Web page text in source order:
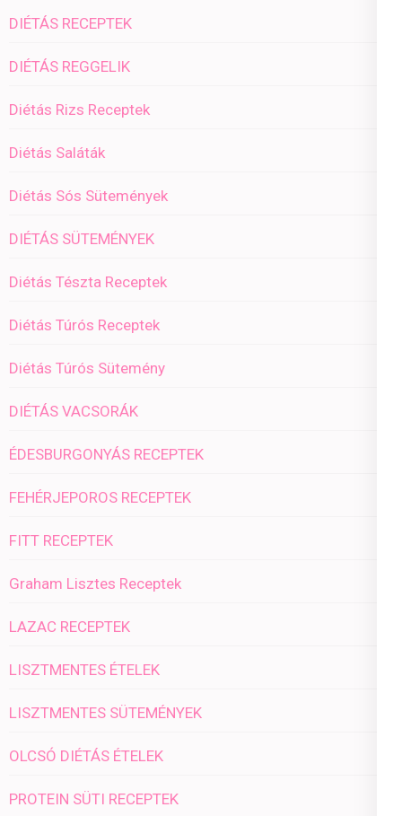
DIÉTÁS RECEPTEK
DIÉTÁS REGGELIK
Diétás Rizs Receptek
Diétás Saláták
Diétás Sós Sütemények
DIÉTÁS SÜTEMÉNYEK
Diétás Tészta Receptek
Diétás Túrós Receptek
Diétás Túrós Sütemény
DIÉTÁS VACSORÁK
ÉDESBURGONYÁS RECEPTEK
FEHÉRJEPOROS RECEPTEK
FITT RECEPTEK
Graham Lisztes Receptek
LAZAC RECEPTEK
LISZTMENTES ÉTELEK
LISZTMENTES SÜTEMÉNYEK
OLCSÓ DIÉTÁS ÉTELEK
PROTEIN SÜTI RECEPTEK